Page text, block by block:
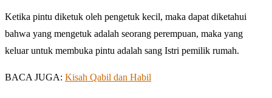
Ketika pintu diketuk oleh pengetuk kecil, maka dapat diketahui
bahwa yang mengetuk adalah seorang perempuan, maka yang
keluar untuk membuka pintu adalah sang Istri pemilik rumah.
BACA JUGA: Kisah Qabil dan Habil